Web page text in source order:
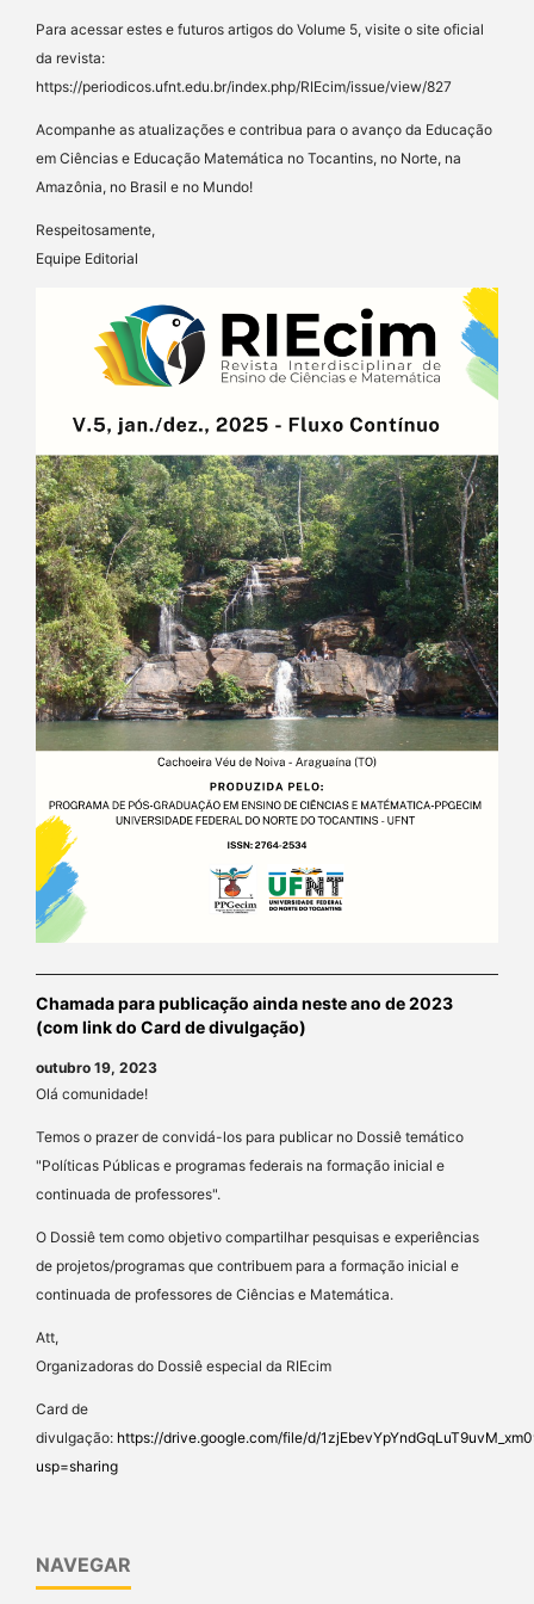
Para acessar estes e futuros artigos do Volume 5, visite o site oficial
da revista:
https://periodicos.ufnt.edu.br/index.php/RIEcim/issue/view/827
Acompanhe as atualizações e contribua para o avanço da Educação
em Ciências e Educação Matemática no Tocantins, no Norte, na
Amazônia, no Brasil e no Mundo!
Respeitosamente,
Equipe Editorial
Chamada para publicação ainda neste ano de 2023
(com link do Card de divulgação)
outubro 19, 2023
Olá comunidade!
Temos o prazer de convidá-los para publicar no Dossiê temático
"Políticas Públicas e programas federais na formação inicial e
continuada de professores".
O Dossiê tem como objetivo compartilhar pesquisas e experiências
de projetos/programas que contribuem para a formação inicial e
continuada de professores de Ciências e Matemática.
Att,
Organizadoras do Dossiê especial da RIEcim
Card de
divulgação: https://drive.google.com/file/d/
usp=sharing
NAVEGAR